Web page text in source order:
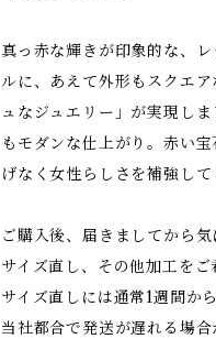
真っ赤な輝きが印象的な、
ルに、あえて外形もスクエ
ュなジュエリー」が実現し
もモダンな仕上がり。赤い
げなく女性らしさを補強し
ご購入後、届きましてから
サイズ直し、その他加工を
サイズ直しには通常1週間か
当社都合で発送が遅れる場合